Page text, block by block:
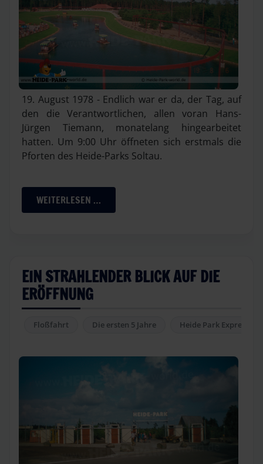
19. August 1978 - Endlich war er da, der Tag, auf
den die Verantwortlichen, allen voran Hans-
Jürgen Tiemann, monatelang hingearbeitet
hatten. Um 9:00 Uhr öffneten sich erstmals die
Pforten des Heide-Parks Soltau.
WEITERLESEN …
EIN STRAHLENDER BLICK AUF DIE
ERÖFFNUNG
Floßfahrt Die ersten 5 Jahre Heide Park Express